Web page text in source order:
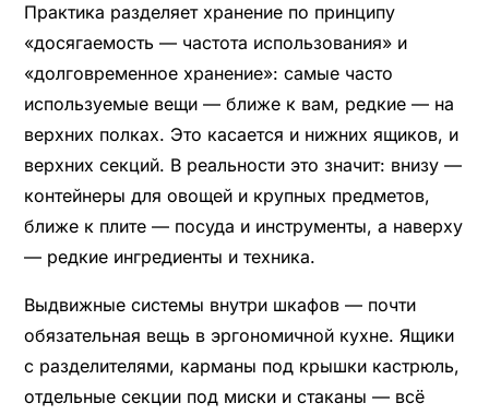
Практика разделяет хранение по принципу
«досягаемость — частота использования» и
«долговременное хранение»: самые часто
используемые вещи — ближе к вам, редкие — на
верхних полках. Это касается и нижних ящиков, и
верхних секций. В реальности это значит: внизу —
контейнеры для овощей и крупных предметов,
ближе к плите — посуда и инструменты, а наверху
— редкие ингредиенты и техника.
Выдвижные системы внутри шкафов — почти
обязательная вещь в эргономичной кухне. Ящики
с разделителями, карманы под крышки кастрюль,
отдельные секции под миски и стаканы — всё